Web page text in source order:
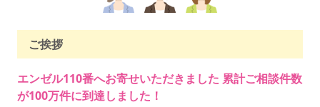
ご挨拶
エンゼル110番へお寄せいただきました 累計ご相談件数
が100万件に到達しました！